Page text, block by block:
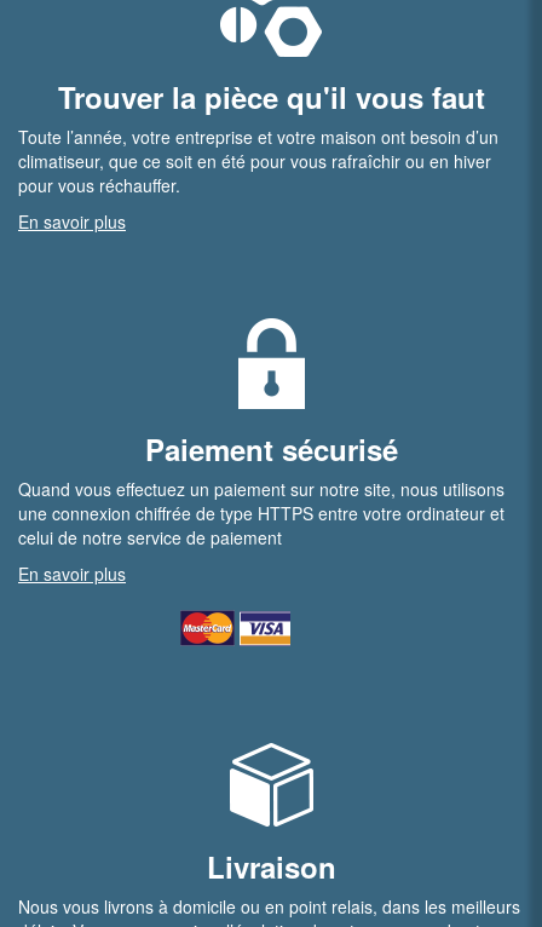
Trouver la pièce qu'il vous faut
Toute l’année, votre entreprise et votre maison ont besoin d’un
climatiseur, que ce soit en été pour vous rafraîchir ou en hiver
pour vous réchauffer.
En savoir plus
Paiement sécurisé
Quand vous effectuez un paiement sur notre site, nous utilisons
une connexion chiffrée de type HTTPS entre votre ordinateur et
celui de notre service de paiement
En savoir plus
Livraison
Nous vous livrons à domicile ou en point relais, dans les meilleurs